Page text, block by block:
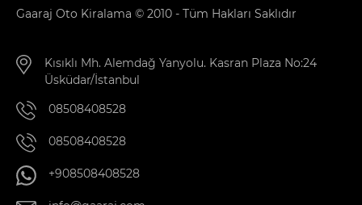
Gaaraj Oto Kiralama © 2010 - Tüm Hakları Saklıdır
Kısıklı Mh. Alemdağ Yanyolu. Kasran Plaza No:24
Üsküdar/İstanbul
08508408528
08508408528
+908508408528